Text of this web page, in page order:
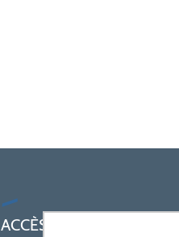
ACCÈS RAPIDES